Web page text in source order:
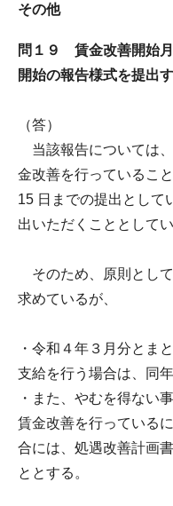
その他
問１９ 賃金改善開始
開始の報告様式を提出
（答）
当該報告については
金改善を行っているこ
15 日までの提出として
出いただくこととしてい
そのため、原則とし
求めているが、
・令和４年３月分とま
支給を行う場合は、同
・また、やむを得ない
賃金改善を行っている
合には、処遇改善計画
ととする。